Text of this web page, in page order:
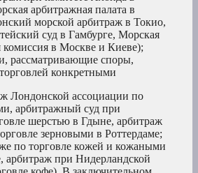
арбитражная палата в
морской арбитраж в Токио,
суд в Гамбурге, Морская
комиссия в Москве и Киеве);
рассматривающие споры,
конкретными
Лондонской ассоциации по
арбитражный суд при
шерстью в Гдыне, арбитраж
зерновыми в Роттердаме;
по торговле кожей и кожаными
арбитраж при Нидерландской